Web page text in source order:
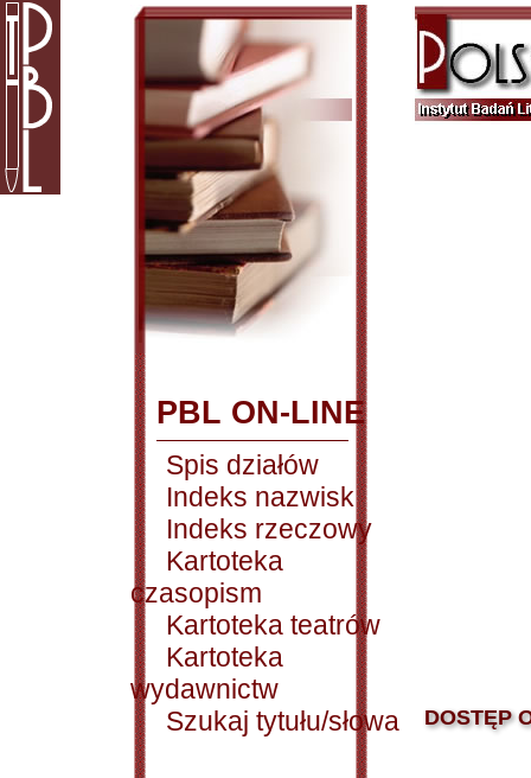
PBL ON-LINE
Spis działów
Indeks nazwisk
Indeks rzeczowy
Kartoteka
czasopism
Kartoteka teatrów
Kartoteka
wydawnictw
Szukaj tytułu/słowa
DOSTĘP